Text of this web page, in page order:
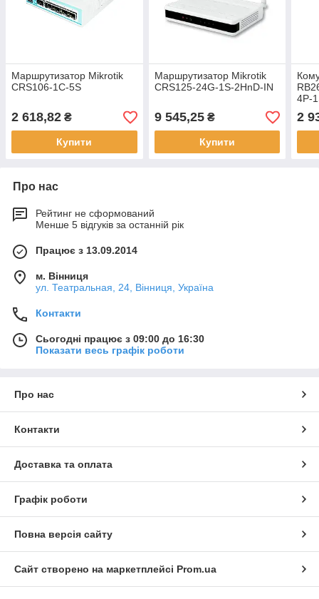
Маршрутизатор Mikrotik
CRS106-1C-5S
2 618,82 ₴
Купити
Маршрутизатор Mikrotik
CRS125-24G-1S-2HnD-IN
9 545,25₴
Купити
4P-
2
Про нас
Рейтинг не сформований
Менше 5 відгуків за останній рік
Працює з 13.09.2014
м. Вінниця
ул. Театральная, 24, Вінниця, Україна
Контакти
Сьогодні працює з 09:00 до 16:30
Показати весь графік роботи
Про нас
Контакти
Доставка та оплата
Графік роботи
Повна версія сайту
Сайт створено на маркетплейсі Prom.ua